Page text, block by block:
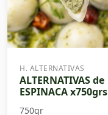
H. ALTERNATIVAS
ALTERNATIVAS de
ESPINACA x750grs
750gr